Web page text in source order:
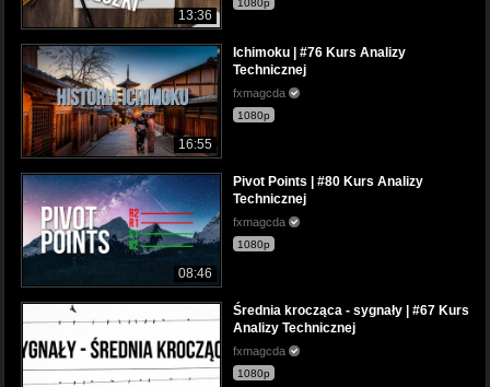
13:36
1080p
16:55
Ichimoku | #76 Kurs Analizy
Technicznej
fxmagcda
1080p
08:46
Pivot Points | #80 Kurs Analizy
Technicznej
fxmagcda
1080p
Średnia krocząca - sygnały | #67 Kurs
Analizy Technicznej
fxmagcda
1080p